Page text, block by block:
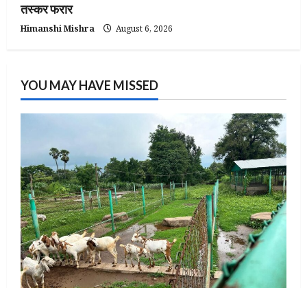
तस्कर फरार
Himanshi Mishra August 6, 2026
YOU MAY HAVE MISSED